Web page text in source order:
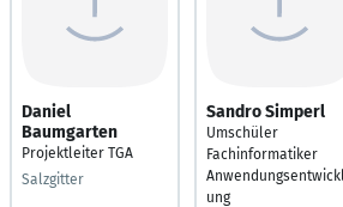
Daniel
Baumgarten
Projektleiter TGA
Salzgitter
Sandro Simperl
Umschüler
Fachinformatiker
ung